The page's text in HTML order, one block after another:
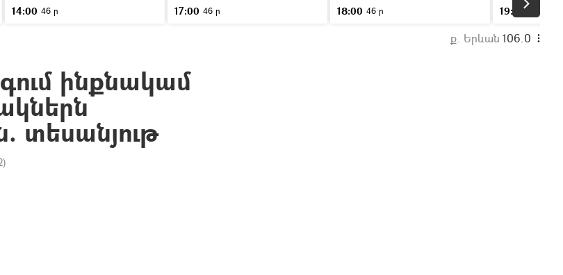
14:00 46 ր 17:00 46 ր 18:00 46 ր 19:00
ք. Երևան 106.0
ինքնակամ
տեսանյութ
)